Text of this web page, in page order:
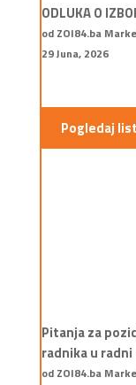
ODLUKA O
od ZOI84.ba
29 Juna, 2026
Pogledaj
Pitanja za
radnika u
od ZOI84.ba